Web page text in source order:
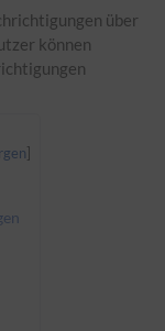
über
können